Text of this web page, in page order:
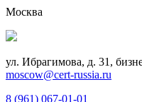
Москва
ул. Ибрагимова, д. 31,
moscow@cert-russia.ru
8 (961) 067-01-01